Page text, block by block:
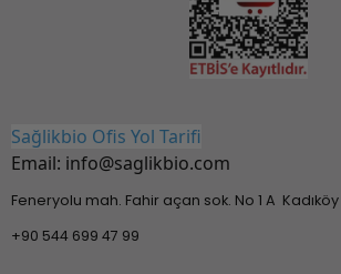
Sağlikbio Ofis Yol Tarifi
Email: info@saglikbio.com
Feneryolu mah. Fahir açan sok. No 1 A
+90 544 699 47 99